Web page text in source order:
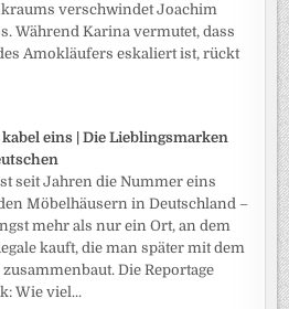
verschwindet Joachim
Während Karina vermutet, dass
Amokläufers eskaliert ist, rückt
kabel eins | Die Lieblingsmarken
seit Jahren die Nummer eins
Möbelhäusern in Deutschland –
mehr als nur ein Ort, an dem
kauft, die man später mit dem
Die Reportage
Wie viel...